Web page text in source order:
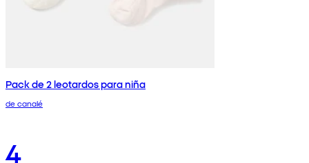
Pack de 2 leotardos para niña
de canalé
4